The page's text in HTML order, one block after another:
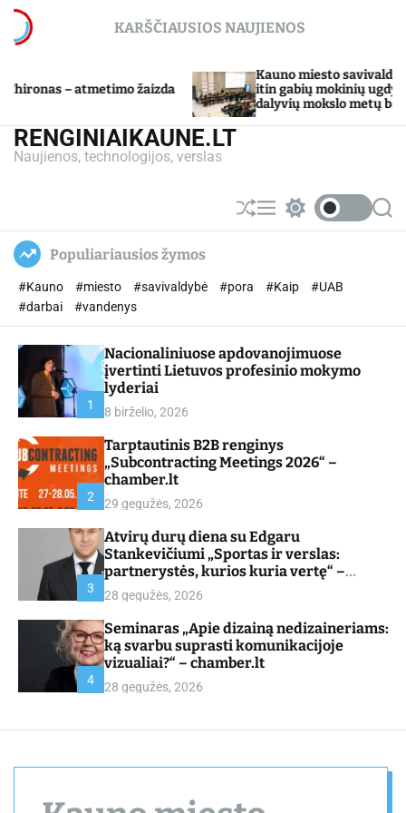
c
n
KARŠČIAUSIOS NAUJIENOS
žaizda
Kauno miesto savivaldybė
itin gabių mokinių ugdymo programos
dalyvių mokslo metų baigimo šventė
RENGINIAIKAUNE.LT
Naujienos, technologijos, verslas
S
h
e
M
e w
h
o
r
S
e
Populiariausios žymos
#Kauno #miesto #savivaldybė #pora #Kaip
#UAB
#darbai
#vandenys
1
Nacionaliniuose apdovanojimuose
įvertinti Lietuvos profesinio mokymo
lyderiai
8 birželio, 2026
2
Tarptautinis B2B renginys
„Subcontracting Meetings 2026“ –
chamber.lt
29 gegužės, 2026
3
Atvirų durų diena su Edgaru
Stankevičiumi „Sportas ir verslas:
partnerystės, kurios kuria vertę“ –
chamber.lt
28 gegužės, 2026
4
Seminaras „Apie dizainą nedizaineriams:
ką svarbu suprasti komunikacijoje
vizualiai?“ – chamber.lt
28 gegužės, 2026